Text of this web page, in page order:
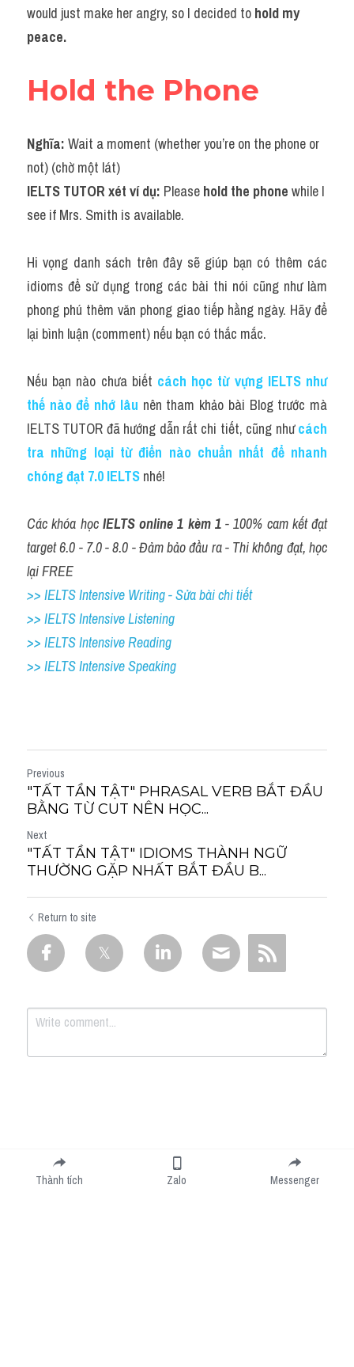
would just make her angry, so I decided to hold my
peace.
Hold the Phone
Nghĩa: Wait a moment (whether you’re on the phone or
not) (chờ một lát)
IELTS TUTOR xét ví dụ: Please hold the phone while I
see if Mrs. Smith is available.
Hi vọng danh sách trên đây sẽ giúp bạn có thêm các
idioms để sử dụng trong các bài thi nói cũng như làm
phong phú thêm văn phong giao tiếp hằng ngày. Hãy để
lại bình luận (comment) nếu bạn có thắc mắc.
Nếu bạn nào chưa biết cách học từ vựng IELTS như
thế nào để nhớ lâu nên tham khảo bài Blog trước mà
IELTS TUTOR đã hướng dẫn rất chi tiết, cũng như cách
tra những loại từ điển nào chuẩn nhất để nhanh
chóng đạt 7.0 IELTS nhé!
Các khóa học IELTS online 1 kèm 1 - 100% cam kết đạt
target 6.0 - 7.0 - 8.0 - Đảm bảo đầu ra - Thi không đạt, học
lại FREE
>> IELTS Intensive Writing - Sửa bài chi tiết
>> IELTS Intensive Listening
>> IELTS Intensive Reading
>> IELTS Intensive Speaking
Previous
"TẤT TẦN TẬT" PHRASAL VERB BẮT ĐẦU
BẰNG TỪ CUT NÊN HỌC...
Next
"TẤT TẦN TẬT" IDIOMS THÀNH NGỮ
THƯỜNG GẶP NHẤT BẮT ĐẦU B...
Return to site
Submit
Thành tích Zalo Messenger